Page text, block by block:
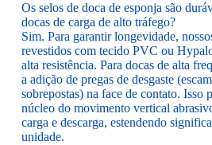
Os selos de doca de esponja são
docas de carga de alto tráfego?
Sim. Para garantir longevidade,
revestidos com tecido PVC ou
alta resistência. Para docas de alta
a adição de pregas de desgaste
sobrepostas) na face de contato. Isso
núcleo do movimento vertical
carga e descarga, estendendo
unidade.